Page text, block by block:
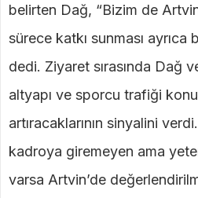
belirten Dağ, “Bizim de
sürece katkı sunması ayrıca
dedi. Ziyaret sırasında Dağ
altyapı ve sporcu trafiği
artıracaklarının sinyalini
kadroya giremeyen ama
varsa Artvin’de